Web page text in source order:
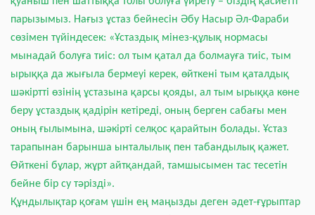
парызымыз. Нағыз ұстаз бейнесін Әбу Насыр Әл-Фараби
сөзімен түйіндесек: «Ұстаздық мінез-құлық нормасы
мынадай болуға тиіс: ол тым қатал да болмауға тиіс, тым
ырыққа да жығыла бермеуі керек, өйткені тым қаталдық
шәкіртті өзінің ұстазына қарсы қояды, ал тым ырыққа көне
беру ұстаздық қадірін кетіреді, оның берген сабағы мен
оның ғылымына, шәкірті селқос қарайтын болады. Ұстаз
тарапынан барынша ынталылық пен табандылық қажет.
Өйткені бұлар, жұрт айтқандай, тамшысымен тас тесетін
бейне бір су тәрізді».
Құндылықтар қоғам үшін ең маңызды деген әдет-ғұрыптар